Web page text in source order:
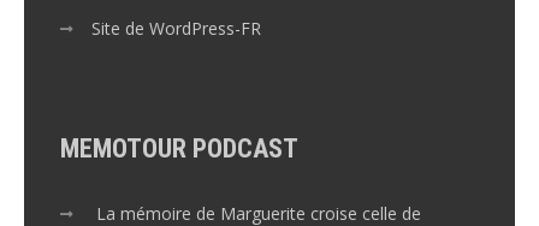
Site de WordPress-FR
MEMOTOUR PODCAST
La mémoire de Marguerite croise celle de